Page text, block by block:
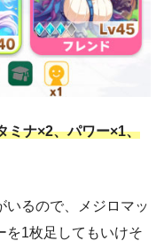
ミナ×2、パワー×1、
いるので、メジロマッ
を1枚足してもいけそ